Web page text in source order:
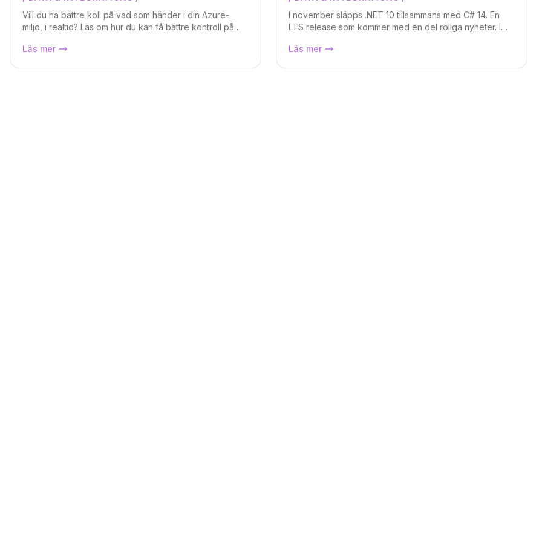
Vill du ha bättre koll på vad som händer i din Azure-
miljö, i realtid? Läs om hur du kan få bättre kontroll på
något certifikat som snart är expired, etc? Med Azure
Läs mer
I november släpps .NET 10 tillsammans med C# 14. En
LTS release som kommer med en del roliga nyheter. I
veta.
Läs mer